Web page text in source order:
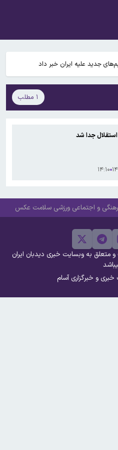
پرسپولیس به نساجی
منصوریان/مدافع پرسپولیس لژیونر
جدید علیه ایران خبر داد
۲۰ شهریور/ جزئیات
تحت تعقیب قرار گرفت
پرسپولیس به نساجی
منصوریان/مدافع پرسپولیس لژیونر
۱ مطلب
استقلال جدا شد
۱۴:۱۰
و اجتماعی ورزشی سلامت عکس
به وبسایت خبری دیدبان ایران
و خبرگزاری آسام